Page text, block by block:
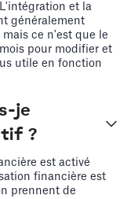
et la
généralement
ce n'est que le
pour modifier et
utile en fonction
je
?
est activé
financière est
prennent de